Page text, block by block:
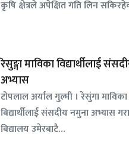
कृषि क्षेत्रले अपेक्षित गति लिन
रेसुङ्गा माविका विद्यार्थीलाई
अभ्यास
टोपलाल अर्याल गुल्मी । रेसुंगा माविका
बिद्यार्थीलाई संसदीय नमुना अभ्यास
बिद्यालय उमेरबाटै…